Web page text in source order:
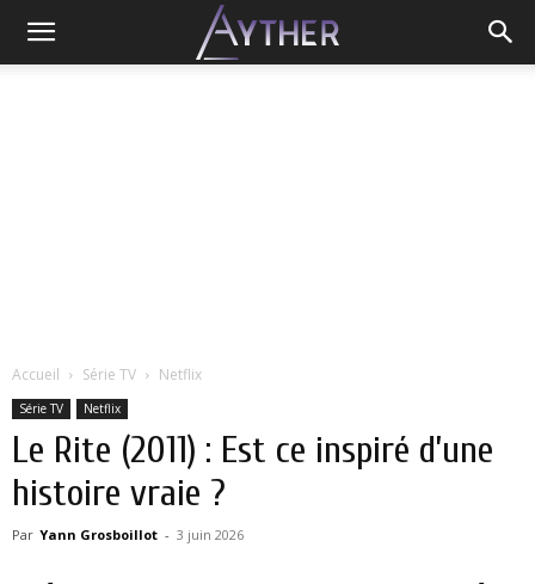
Accueil Série TV Netflix
Série TV Netflix
Le Rite (2011) : Est ce inspiré d’une
histoire vraie ?
Par Yann Grosboillot - 3 juin 2026